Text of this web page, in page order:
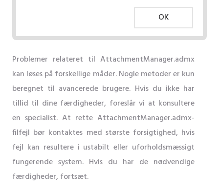
OK
Problemer relateret til AttachmentManager.admx
kan løses på forskellige måder. Nogle metoder er kun
beregnet til avancerede brugere. Hvis du ikke har
tillid til dine færdigheder, foreslår vi at konsultere
en specialist. At rette AttachmentManager.admx-
filfejl bør kontaktes med største forsigtighed, hvis
fejl kan resultere i ustabilt eller uforholdsmæssigt
fungerende system. Hvis du har de nødvendige
færdigheder, fortsæt.